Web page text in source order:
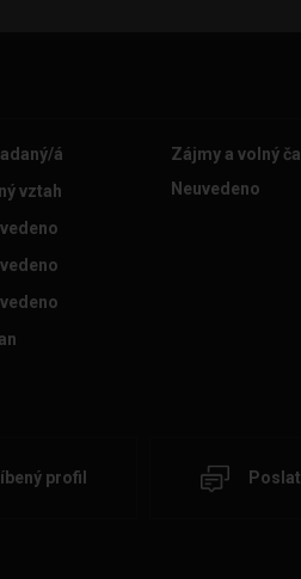
á
vztah
Zájmy a volný
Neuvedeno
profil